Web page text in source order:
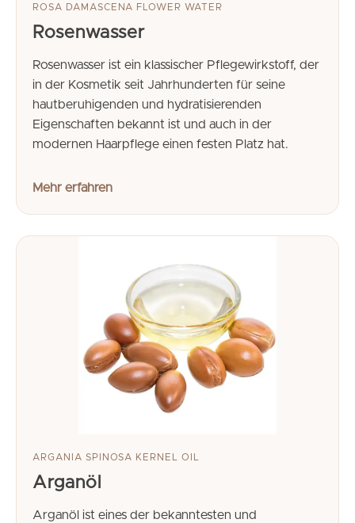
ROSA DAMASCENA FLOWER WATER
Rosenwasser
Rosenwasser ist ein klassischer Pflegewirkstoff, der
in der Kosmetik seit Jahrhunderten für seine
hautberuhigenden und hydratisierenden
Eigenschaften bekannt ist und auch in der
modernen Haarpflege einen festen Platz hat.
Mehr erfahren
ARGANIA SPINOSA KERNEL OIL
Arganöl
Arganöl ist eines der bekanntesten und